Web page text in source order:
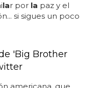
lar por la paz y el
si sigues un poco
'Big Brother